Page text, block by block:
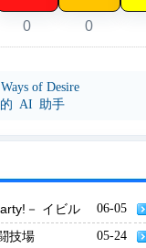
0 0
of Desire
的 AI 助手
06-05
－ イビル
05-24
技場